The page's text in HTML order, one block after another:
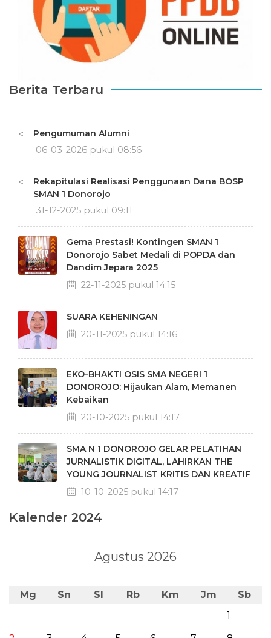
Berita Terbaru
<
Pengumuman Alumni
06-03-2026 pukul 08:56
<
Rekapitulasi Realisasi Penggunaan Dana BOSP
SMAN 1 Donorojo
31-12-2025 pukul 09:11
Gema Prestasi! Kontingen SMAN 1
Donorojo Sabet Medali di POPDA dan
Dandim Jepara 2025
22-11-2025 pukul 14:15
SUARA KEHENINGAN
20-11-2025 pukul 14:16
EKO-BHAKTI OSIS SMA NEGERI 1
DONOROJO: Hijaukan Alam, Memanen
Kebaikan
20-10-2025 pukul 14:17
SMA N 1 DONOROJO GELAR PELATIHAN
JURNALISTIK DIGITAL, LAHIRKAN THE
YOUNG JOURNALIST KRITIS DAN KREATIF
10-10-2025 pukul 14:17
Kalender 2024
Agustus 2026
Mg Sn Sl Rb Km Jm
Sb
1